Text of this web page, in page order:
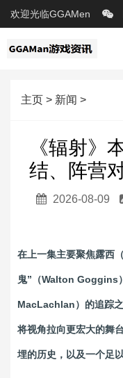
欢迎光临GGAMen
主页 > 新闻 >
《辐射》
结、阵营
2026-08-09
在上一集主要聚焦露西
鬼”（Walton Goggins
MacLachlan）的追踪
将视角拉向更宏大的舞
埋的历史，以及一个足